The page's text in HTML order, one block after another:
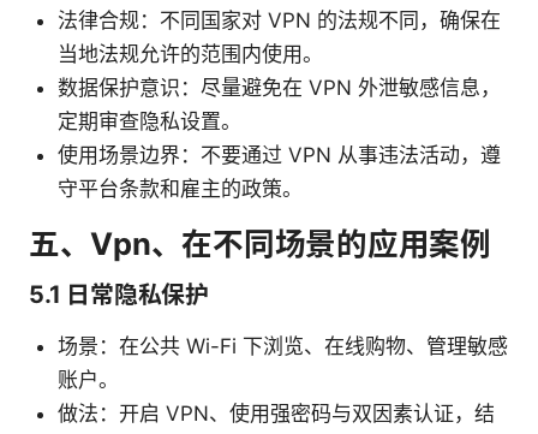
法律合规：不同国家对 VPN 的法规不同，确保在
当地法规允许的范围内使用。
数据保护意识：尽量避免在 VPN 外泄敏感信息，
定期审查隐私设置。
使用场景边界：不要通过 VPN 从事违法活动，遵
守平台条款和雇主的政策。
五、Vpn、在不同场景的应用案例
5.1 日常隐私保护
场景：在公共 Wi-Fi 下浏览、在线购物、管理敏感
账户。
做法：开启 VPN、使用强密码与双因素认证，结